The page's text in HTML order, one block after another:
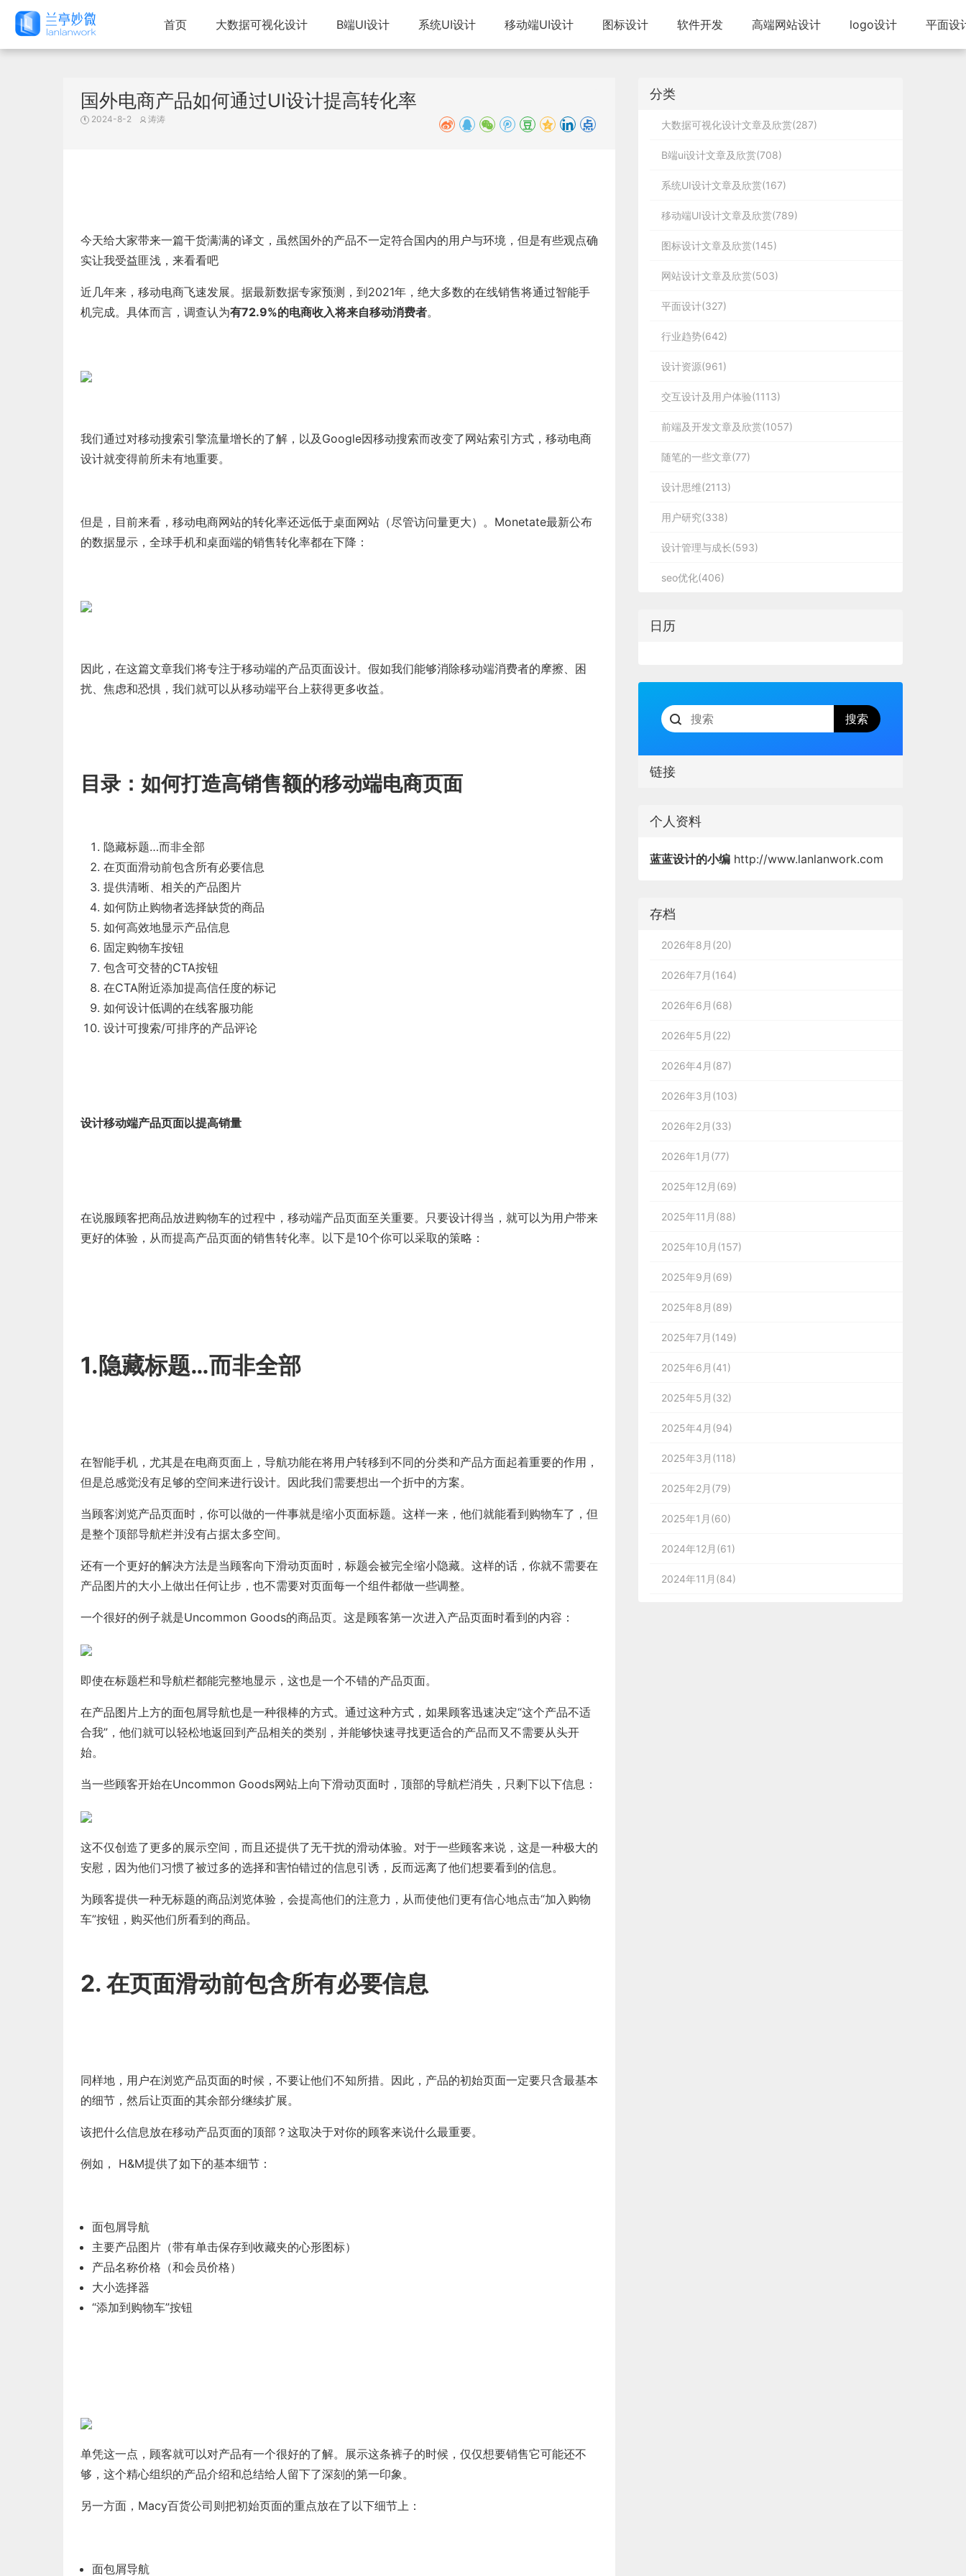
首页 大数据可视化设计 B端UI设计 系统UI设计 移动端UI设计 图标设计 软件开发 高端网站设计 logo设计 平面设
国外电商产品如何通过UI设计提高转化率
2024-8-2 涛涛
今天给大家带来一篇干货满满的译文，虽然国外的产品不一定符合国内的用户与环境，但是有些观点确
实让我受益匪浅，来看看吧
近几年来，移动电商飞速发展。据最新数据专家预测，到2021年，绝大多数的在线销售将通过智能手
机完成。具体而言，调查认为有72.9%的电商收入将来自移动消费者。
我们通过对移动搜索引擎流量增长的了解，以及Google因移动搜索而改变了网站索引方式，移动电商
设计就变得前所未有地重要。
但是，目前来看，移动电商网站的转化率还远低于桌面网站（尽管访问量更大）。Monetate最新公布
的数据显示，全球手机和桌面端的销售转化率都在下降：
因此，在这篇文章我们将专注于移动端的产品页面设计。假如我们能够消除移动端消费者的摩擦、困
扰、焦虑和恐惧，我们就可以从移动端平台上获得更多收益。
目录： 如何打造高销售额的移动端电商页面
隐藏标题…而非全部
在页面滑动前包含所有必要信息
提供清晰、相关的产品图片
如何防止购物者选择缺货的商品
如何高效地显示产品信息
固定购物车按钮
包含可交替的CTA按钮
在CTA附近添加提高信任度的标记
如何设计低调的在线客服功能
设计可搜索/可排序的产品评论
设计移动端产品页面以提高销量
在说服顾客把商品放进购物车的过程中，移动端产品页面至关重要。只要设计得当，就可以为用户带来
更好的体验，从而提高产品页面的销售转化率。以下是10个你可以采取的策略：
1.隐藏标题…而非全部
在智能手机，尤其是在电商页面上，导航功能在将用户转移到不同的分类和产品方面起着重要的作用，
但是总感觉没有足够的空间来进行设计。因此我们需要想出一个折中的方案。
当顾客浏览产品页面时，你可以做的一件事就是缩小页面标题。这样一来，他们就能看到购物车了，但
是整个顶部导航栏并没有占据太多空间。
还有一个更好的解决方法是当顾客向下滑动页面时，标题会被完全缩小隐藏。这样的话，你就不需要在
产品图片的大小上做出任何让步，也不需要对页面每一个组件都做一些调整。
一个很好的例子就是Uncommon Goods的商品页。这是顾客第一次进入产品页面时看到的内容：
即使在标题栏和导航栏都能完整地显示，这也是一个不错的产品页面。
在产品图片上方的面包屑导航也是一种很棒的方式。通过这种方式，如果顾客迅速决定“这个产品不适
合我”，他们就可以轻松地返回到产品相关的类别，并能够快速寻找更适合的产品而又不需要从头开
始。
当一些顾客开始在Uncommon Goods网站上向下滑动页面时，顶部的导航栏消失，只剩下以下信息：
这不仅创造了更多的展示空间，而且还提供了无干扰的滑动体验。对于一些顾客来说，这是一种极大的
安慰，因为他们习惯了被过多的选择和害怕错过的信息引诱，反而远离了他们想要看到的信息。
为顾客提供一种无标题的商品浏览体验，会提高他们的注意力，从而使他们更有信心地点击“加入购物
车”按钮，购买他们所看到的商品。
2. 在页面滑动前包含所有必要信息
同样地，用户在浏览产品页面的时候，不要让他们不知所措。因此，产品的初始页面一定要只含最基本
的细节，然后让页面的其余部分继续扩展。
该把什么信息放在移动产品页面的顶部？这取决于对你的顾客来说什么最重要。
例如， H&M提供了如下的基本细节：
面包屑导航
主要产品图片（带有单击保存到收藏夹的心形图标）
产品名称价格（和会员价格）
大小选择器
“添加到购物车”按钮
单凭这一点，顾客就可以对产品有一个很好的了解。展示这条裤子的时候，仅仅想要销售它可能还不
够，这个精心组织的产品介绍和总结给人留下了深刻的第一印象。
另一方面，Macy百货公司则把初始页面的重点放在了以下细节上：
面包屑导航
分类
大数据可视化设计文章及欣赏(287)
B端ui设计文章及欣赏(708)
系统UI设计文章及欣赏(167)
移动端UI设计文章及欣赏(789)
图标设计文章及欣赏(145)
网站设计文章及欣赏(503)
平面设计(327)
行业趋势(642)
设计资源(961)
交互设计及用户体验(1113)
前端及开发文章及欣赏(1057)
随笔的一些文章(77)
设计思维(2113)
用户研究(338)
设计管理与成长(593)
seo优化(406)
日历
链接
个人资料
蓝蓝设计的小编 http://www.lanlanwork.com
存档
2026年8月(20)
2026年7月(164)
2026年6月(68)
2026年5月(22)
2026年4月(87)
2026年3月(103)
2026年2月(33)
2026年1月(77)
2025年12月(69)
2025年11月(88)
2025年10月(157)
2025年9月(69)
2025年8月(89)
2025年7月(149)
2025年6月(41)
2025年5月(32)
2025年4月(94)
2025年3月(118)
2025年2月(79)
2025年1月(60)
2024年12月(61)
2024年11月(84)